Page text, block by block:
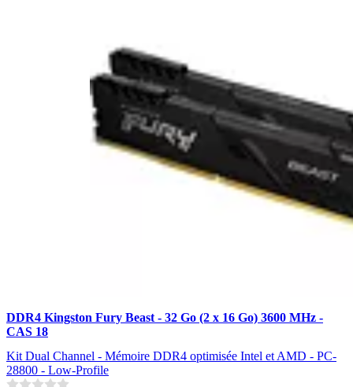
DDR4 Kingston Fury Beast - 32 Go (2 x 16 Go) 3600 MHz -
CAS 18
Kit Dual Channel - Mémoire DDR4 optimisée Intel et AMD - PC-
28800 - Low-Profile